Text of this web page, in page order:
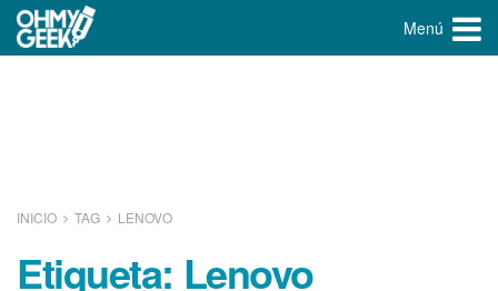
Menú
INICIO TAG LENOVO
Etiqueta: Lenovo